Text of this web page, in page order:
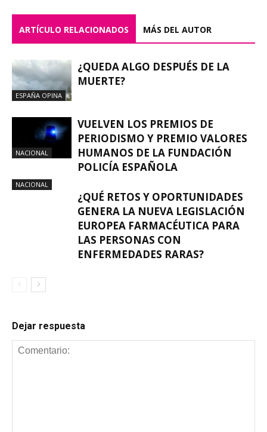
ARTÍCULO RELACIONADOS MÁS DEL AUTOR
ESPAÑA OPINA
¿QUEDA ALGO DESPUÉS DE LA
MUERTE?
NACIONAL
VUELVEN LOS PREMIOS DE
PERIODISMO Y PREMIO VALORES
HUMANOS DE LA FUNDACIÓN
POLICÍA ESPAÑOLA
NACIONAL
¿QUÉ RETOS Y OPORTUNIDADES
GENERA LA NUEVA LEGISLACIÓN
EUROPEA FARMACÉUTICA PARA
LAS PERSONAS CON
ENFERMEDADES RARAS?
Dejar respuesta